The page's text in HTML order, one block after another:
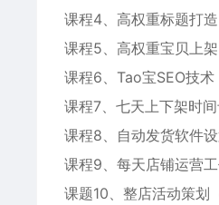
课程4、高权重标题打
课程5、高权重宝贝上
课程6、Tao宝SEO技术
课程7、七天上下架时
课程8、自动发货软件
课程9、每天店铺运营
课题10、整店活动策划